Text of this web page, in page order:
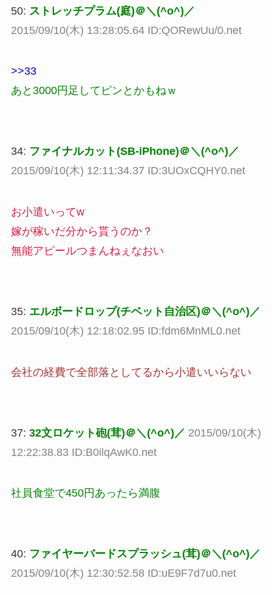
50: ストレッチプラム(庭)＠＼(^o^)／
2015/09/10(木) 13:28:05.64 ID:QORewUu/0.net
>>33
あと3000円足してピンとかもねｗ
34: ファイナルカット(SB-iPhone)＠＼(^o^)／
2015/09/10(木) 12:11:34.37 ID:3UOxCQHY0.net
お小遣いってw
嫁が稼いだ分から貰うのか？
無能アピールつまんねぇなおい
35: エルボードロップ(チベット自治区)＠＼(^o^)／
2015/09/10(木) 12:18:02.95 ID:fdm6MnML0.net
会社の経費で全部落としてるから小遣いいらない
37: 32文ロケット砲(茸)＠＼(^o^)／ 2015/09/10(木)
12:22:38.83 ID:B0ilqAwK0.net
社員食堂で450円あったら満腹
40: ファイヤーバードスプラッシュ(茸)＠＼(^o^)／
2015/09/10(木) 12:30:52.58 ID:uE9F7d7u0.net